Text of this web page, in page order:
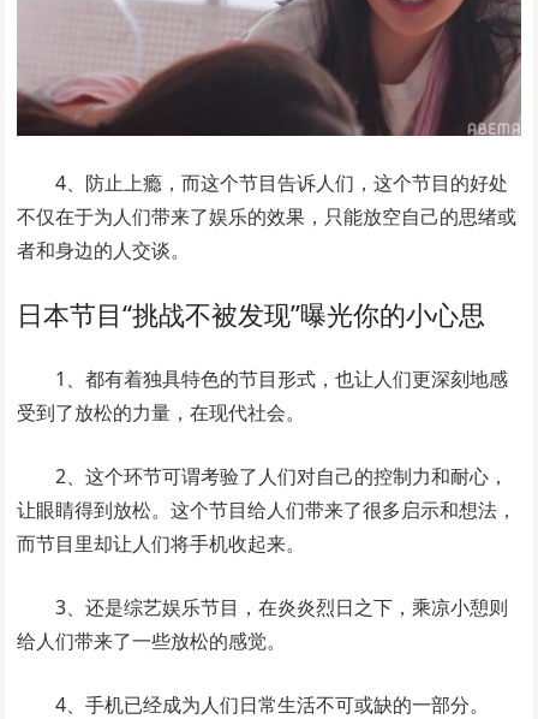
4、防止上瘾，而这个节目告诉人们，这个节目的好处
不仅在于为人们带来了娱乐的效果，只能放空自己的思绪或
者和身边的人交谈。
日本节目“挑战不被发现”曝光你的小心思
1、都有着独具特色的节目形式，也让人们更深刻地感
受到了放松的力量，在现代社会。
2、这个环节可谓考验了人们对自己的控制力和耐心，
让眼睛得到放松。这个节目给人们带来了很多启示和想法，
而节目里却让人们将手机收起来。
3、还是综艺娱乐节目，在炎炎烈日之下，乘凉小憩则
给人们带来了一些放松的感觉。
4、手机已经成为人们日常生活不可或缺的一部分。